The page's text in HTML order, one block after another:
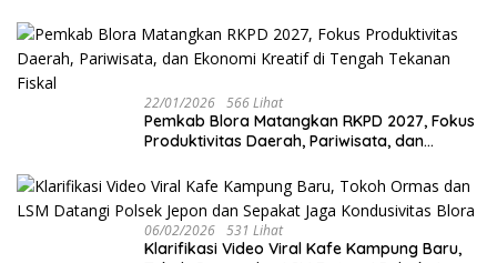
Mangkunegaran
22/01/2026 566 Lihat
‎Pemkab Blora Matangkan RKPD 2027, Fokus
Produktivitas Daerah, Pariwisata, dan
06/02/2026 531 Lihat
‎Klarifikasi Video Viral Kafe Kampung Baru,